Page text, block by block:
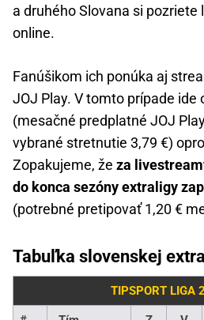
a druhého Slovana si pozriete
online.
Fanúšikom ich ponúka aj
JOJ Play. V tomto prípade ide
(mesačné predplatné JOJ
vybrané stretnutie 3,79 €)
Zopakujeme, že za
do konca sezóny extraligy
(potrebné pretipovať 1,20 €
Tabuľka slovenskej
TIPSPORT LIGA